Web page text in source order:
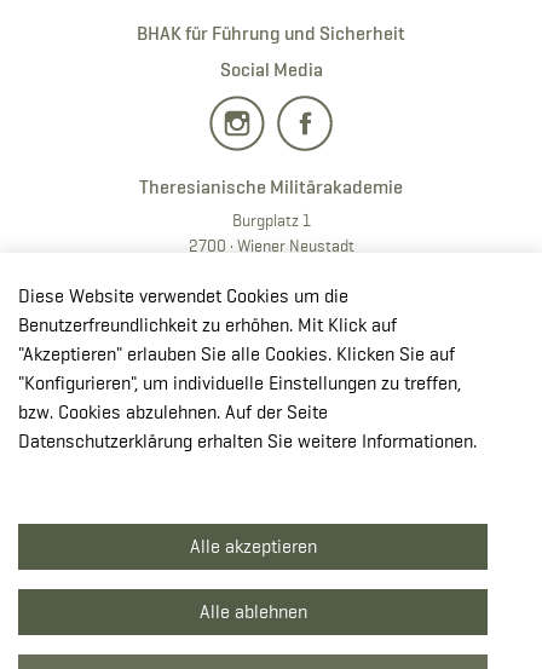
BHAK für Führung und Sicherheit
Social Media
Theresianische Militärakademie
Burgplatz 1
2700 · Wiener Neustadt
T:+43 50201 20 28901
E:redaktion.milak @bmlv.gv.at
In OpenStreetMap öffnen
↳ Route mit GoogleMaps planen
Impressum
Datenschutzerklärung
Diese Website verwendet Cookies um die
Benutzerfreundlichkeit zu erhöhen. Mit Klick auf
"Akzeptieren" erlauben Sie alle Cookies. Klicken Sie auf
"Konfigurieren", um individuelle Einstellungen zu treffen,
bzw. Cookies abzulehnen. Auf der Seite
Datenschutzerklärung erhalten Sie weitere Informationen.
Alle akzeptieren
Alle ablehnen